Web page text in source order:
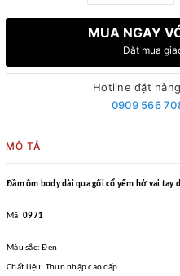
MUA NGAY
Đặt mua
Hotline đặt
0909 566
MÔ TẢ
Đầm ôm body dài qua gối cổ yếm hở vai tay
Mã: 0971
Màu sắc: Đen
Chất liệu: Thun nhập cao cấp